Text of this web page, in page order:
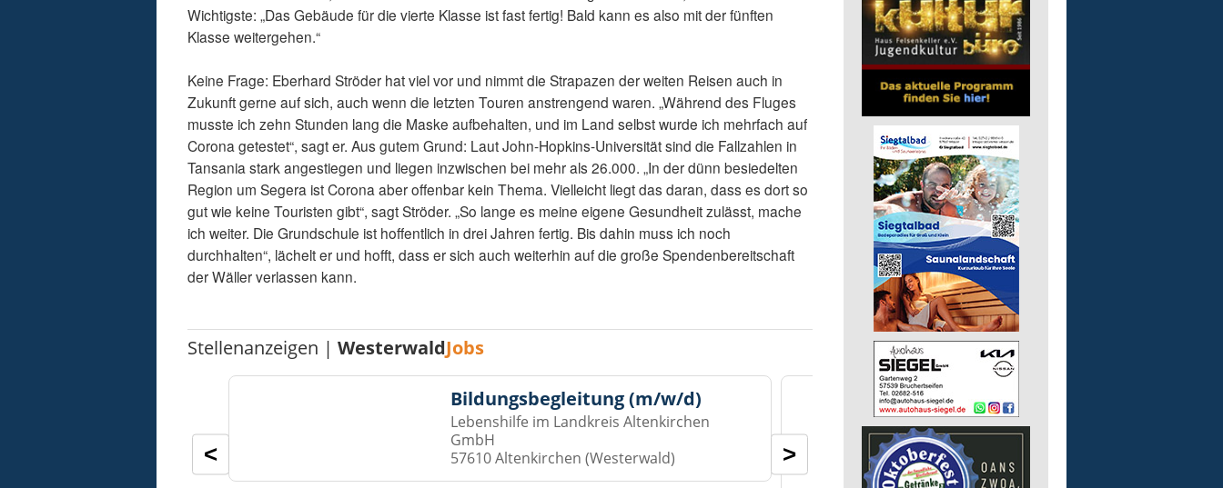
Wichtigste: „Das Gebäude für die vierte Klasse ist fast fertig! Bald kann es also mit der fünften
Klasse weitergehen.“
Keine Frage: Eberhard Ströder hat viel vor und nimmt die Strapazen der weiten Reisen auch in
Zukunft gerne auf sich, auch wenn die letzten Touren anstrengend waren. „Während des Fluges
musste ich zehn Stunden lang die Maske aufbehalten, und im Land selbst wurde ich mehrfach auf
Corona getestet“, sagt er. Aus gutem Grund: Laut John-Hopkins-Universität sind die Fallzahlen in
Tansania stark angestiegen und liegen inzwischen bei mehr als 26.000. „In der dünn besiedelten
Region um Segera ist Corona aber offenbar kein Thema. Vielleicht liegt das daran, dass es dort so
gut wie keine Touristen gibt“, sagt Ströder. „So lange es meine eigene Gesundheit zulässt, mache
ich weiter. Die Grundschule ist hoffentlich in drei Jahren fertig. Bis dahin muss ich noch
durchhalten“, lächelt er und hofft, dass er sich auch weiterhin auf die große Spendenbereitschaft
der Wäller verlassen kann.
Stellenanzeigen |WesterwaldJobs
Bildungsbegleitung (m/w/d)
Lebenshilfe im Landkreis Altenkirchen
GmbH
57610 Altenkirchen (Westerwald)
pädagogische
in Vollzeit
Lebenshilfe im Landkreis
GmbH
57518 Alsdorf
< >